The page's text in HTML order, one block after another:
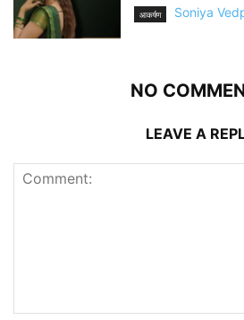
आकर्षण Soniya
NO
LEAVE A